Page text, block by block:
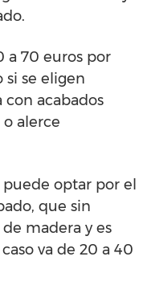
a 70 euros por
si se eligen
acabados
alerce
puede optar por el
que sin
madera y es
va de 20 a 40